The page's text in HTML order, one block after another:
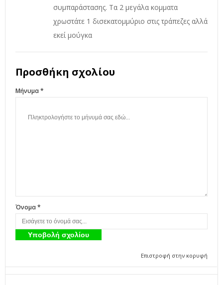
συμπαράστασης. Τα 2 μεγάλα κομματα
χρωστάτε 1 δισεκατομμύριο στις τράπεζες αλλά
εκεί μούγκα
Προσθήκη σχολίου
Μήνυμα *
Όνομα *
Επιστροφή στην κορυφή